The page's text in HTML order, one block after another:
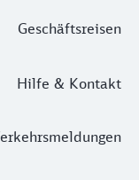
Geschäftsreisen
Hilfe & Kontakt